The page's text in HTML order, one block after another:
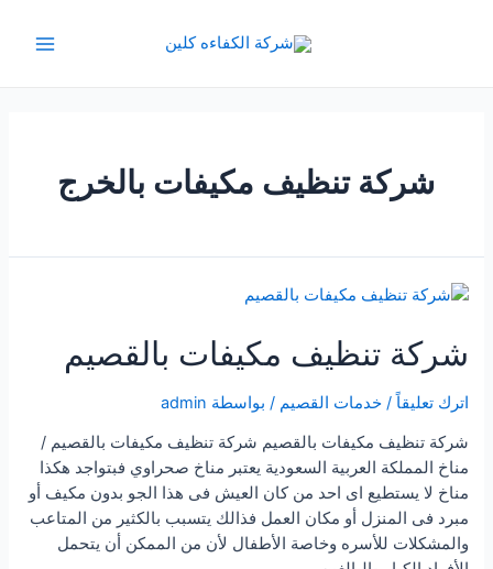
شركة تنظيف مكيفات بالخرج
شركة تنظيف مكيفات بالقصيم
اترك تعليقاً /خدمات القصيم / بواسطة admin
شركة تنظيف مكيفات بالقصيم شركة تنظيف مكيفات بالقصيم /
مناخ المملكة العربية السعودية يعتبر مناخ صحراوي فبتواجد هكذا
مناخ لا يستطيع اى احد من كان العيش فى هذا الجو بدون مكيف أو
مبرد فى المنزل أو مكان العمل فذالك يتسبب بالكثير من المتاعب
والمشكلات للأسره وخاصة الأطفال لأن من الممكن أن يتحمل